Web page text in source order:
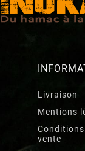
Livraison
Mentions
vente